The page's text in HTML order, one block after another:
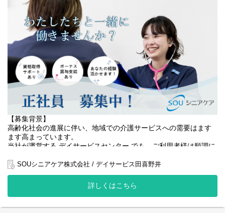
・ご利用者様・ご家族との相談対応やサポート
・スタッフとの連携によるサービス品質の向上
・地域社会に貢献できるやりがいある仕事
私たちは、従業員が安心して長く働ける環境づくりにも力を入れ
ており、 研修制度や資格取得支援を通じて成長を応援していま
す！
【役割】
生活相談員として、ご利用者様やご家族の相談窓口を担当してい
ただきます！
・ご利用者様の状況を把握し、ニーズに合った通所サービス計画
作成
・ご家族との面談・相談対応
・介護スタッフとの連携・情報共有
・レクリエーション企画・運営
・利用開始・終了に関する手続き対応
ご利用者様が 安心して椅子に座り、快適に過ごせる居場所 を提供
するため、
きめ細やかなサポートと信頼関係の構築が大切です。
【募集背景】
高齢化社会の進展に伴い、地域での介護サービスへの需要はます
ます高まっています。
当社が運営する デイサービスセンター でも、ご利用者様は順調に
「安心して座って過ごせる居場所づくり」の強化が急務となって
私たちは、ご利用者様一人ひとりの生活を支え、ご家族にも安心
していただけるよう、
椅子に座って過ごす時間を大切にしながら、きめ細やかなケアと
SOUシニアケア株式会社 / デイサービス田喜野井
詳しくはこちら